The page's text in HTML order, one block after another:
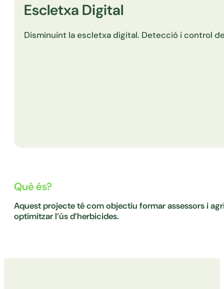
Escletxa Digital
Disminuint la escletxa digital. Detecció i control
Què és?
Aquest projecte té com objectiu formar assessors i
optimitzar l’ús d’herbicides.